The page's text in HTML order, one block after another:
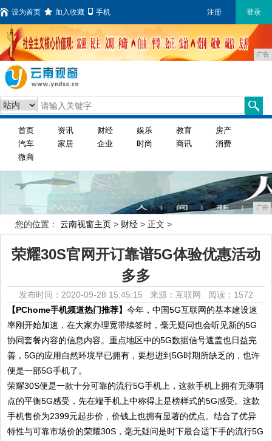
设为首页 加入收藏 手机 注册 登录
广告
首页 资讯 财经 娱乐 教育
房产
汽车
家居 企业 时尚 商讯
消费
微商
广告
您的位置： 云南视窗主页 > 财经 > 正文 >
荣耀30S官网开订靠谱5G体验优惠活动
多多
发布时间：2020-09-28 15:45:15 来源：互联网 阅读：1572
【PChome手机频道热门推荐】今年，中国5G互联网的基本建设速
率刚开始加速，在大家办理宽带续签时，毫无疑问也会听见新的5G
协同套餐内容的信息内容。重点地区中的5G数据信号遮盖也日益完
善，5G的应用自然环境早已拥有，要想进到5G时期所缺乏的，也许
便是一部5G手机了。
荣耀30S便是一款十分可靠的流行5G手机上，这款手机上拥有无薄弱
点的平衡5G感受，先在端手机上中称得上是榜样式的5G感受。这款
手机售价为2399元起步价，价钱上也拥有显著的优点。结合了优异
特性与可靠市场价的荣耀30S，毫无疑问是时下最合适下手的流行5G